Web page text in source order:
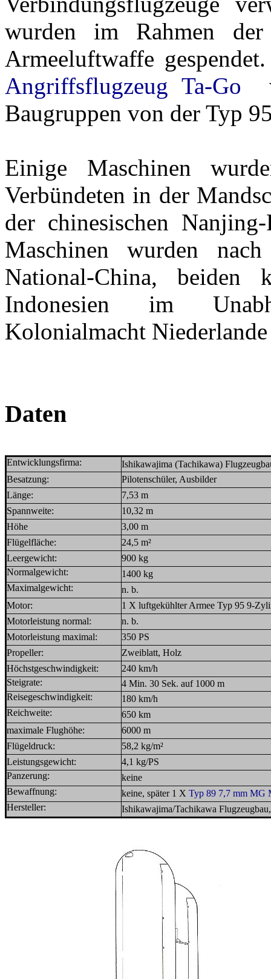
wurden im Rahmen
Armeeluftwaffe
Angriffsflugzeug Ta-Go
Baugruppen von der Typ
Einige Maschinen
Verbündeten in der
der chinesischen
Maschinen wurden
National-China, beiden
Indonesien im
Kolonialmacht
Daten
Entwicklungsfirma:
Ishikawajima (Tachikawa)
Besatzung:
Pilotenschüler, Ausbilder
Länge:
7,53 m
Spannweite:
10,32 m
Höhe
3,00 m
Flügelfläche:
24,5 m²
Leergewicht:
900 kg
Normalgewicht:
1400 kg
Maximalgewicht:
n. b.
Motor:
1 X luftgekühlter Armee Typ 95 9-
Motorleistung normal:
n. b.
Motorleistung maximal:
350 PS
Propeller:
Zweiblatt, Holz
Höchstgeschwindigkeit:
240 km/h
Steigrate:
4 Min. 30 Sek. auf 1000 m
Reisegeschwindigkeit:
180 km/h
Reichweite:
650 km
maximale Flughöhe:
6000 m
Flügeldruck:
58,2 kg/m²
Leistungsgewicht:
4,1 kg/PS
Panzerung:
keine
Bewaffnung:
keine, später 1 X Typ 89 7,7 mm MG
Hersteller:
Ishikawajima/Tachikawa